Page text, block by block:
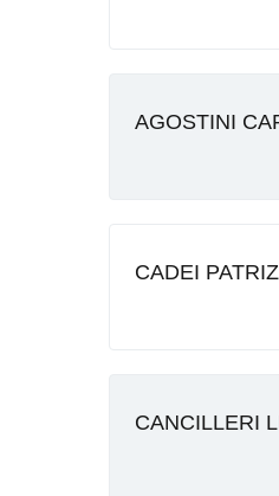
AGOSTINI
CADEI
CANCILLERI